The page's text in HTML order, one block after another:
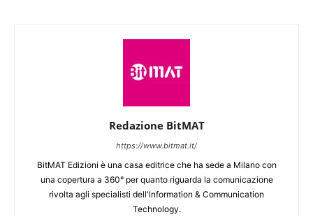
Redazione BitMAT
https://www.bitmat.it/
BitMAT Edizioni è una casa editrice che ha sede a Milano con
una copertura a 360° per quanto riguarda la comunicazione
rivolta agli specialisti dell'lnformation & Communication
Technology.